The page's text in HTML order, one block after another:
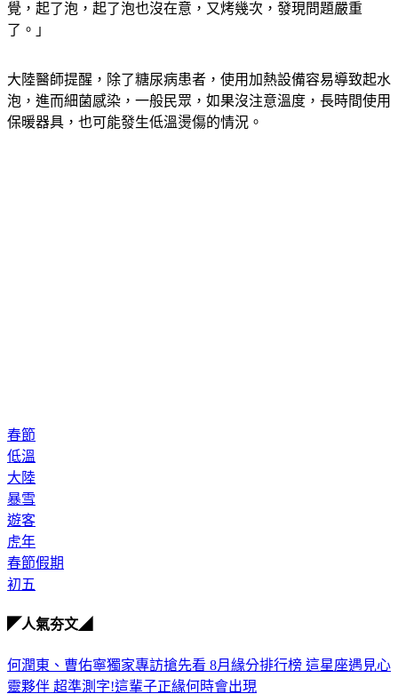
覺，起了泡，起了泡也沒在意，又烤幾次，發現問題嚴重
了。」
大陸醫師提醒，除了糖尿病患者，使用加熱設備容易導致起水
泡，進而細菌感染，一般民眾，如果沒注意溫度，長時間使用
保暖器具，也可能發生低溫燙傷的情況。
春節
低溫
大陸
暴雪
遊客
虎年
春節假期
初五
◤人氣夯文◢
何潤東、曹佑寧獨家專訪搶先看 8月緣分排行榜 這星座遇見心
靈夥伴 超準測字!這輩子正緣何時會出現